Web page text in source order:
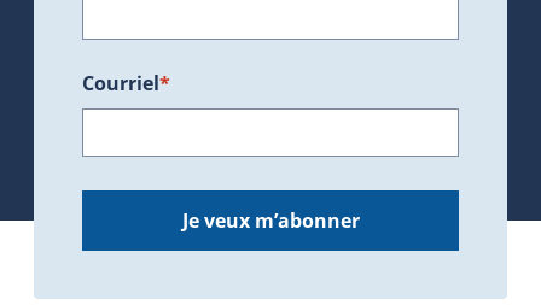
Courriel*
Je veux m’abonner